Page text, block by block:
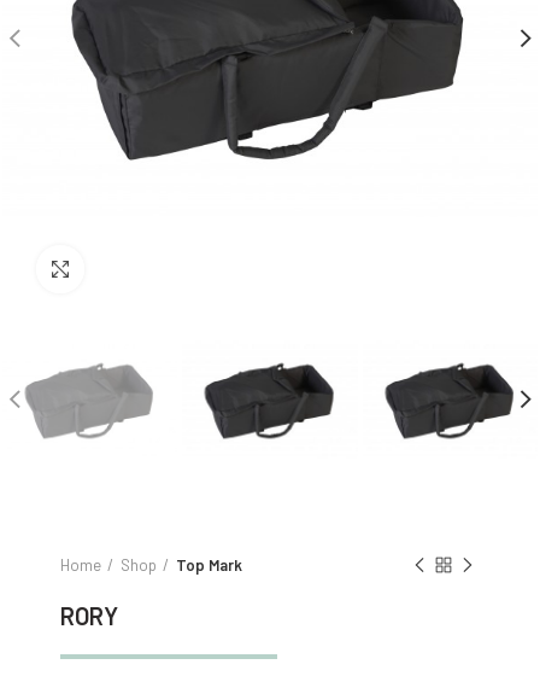
Home Shop Top Mark
RORY